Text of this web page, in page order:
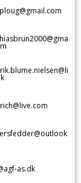
as.dk